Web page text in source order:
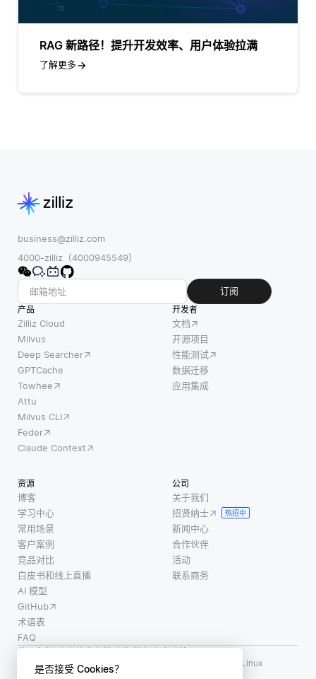
是否接受 Cookies？
RAG 新路径！提升开发效率、用户体验拉满
了解更多
business@zilliz.com
4000-zilliz（4000945549）
订阅
产品
Zilliz Cloud
Milvus
Deep Searcher
GPTCache
Towhee
Attu
Milvus CLI
Feder
Claude Context
开发者
文档
开源项目
性能测试
数据迁移
应用集成
资源
博客
学习中心
常用场景
客户案例
竞品对比
白皮书和线上直播
AI 模型
GitHub
术语表
FAQ
公司
关于我们
招贤纳士
热招中
新闻中心
合作伙伴
活动
联系商务
使用条款·个人信息保护政策·数据安全政策
LF AI、LF AI & Data、Milvus，以及相关的开源项目名称为 Linux
Foundation 所有商标